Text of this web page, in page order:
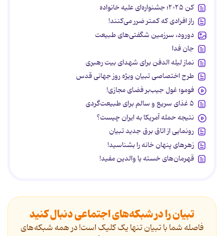
کن ۲۰۲۵؛ جشنواره‌ای علیه خانواده
راز افرادی که کمتر ضرر می‌کنند!
دورود، سرزمین شگفتی‌های طبیعت
جان فدا
نماز لیله الدفن برای شهدای بیت رهبری
طرح اختصاصی تبیان ویژه روز جهانی قدس
فومو؛ غول جیب‌بر فضای مجازی!
۵ غذای سریع و سالم برای طبیعت‌گردی
نتیجه حمله آمریکا به ایران چیست؟
رونمایی از اتاق برق جدید تبیان
زهرهای پنهان خانه را بشناسید!
قهرمان‌های خسته یا والدین مفید!
تبیان را در شبکه‌های اجتماعی دنبال کنید
فاصله شما با تبیان تنها یک کلیک است! در همه شبکه‌های